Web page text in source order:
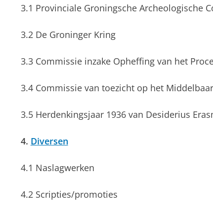
3.1 Provinciale Groningsche Archeologische
3.2 De Groninger Kring
3.3 Commissie inzake Opheffing van het
3.4 Commissie van toezicht op het
3.5 Herdenkingsjaar 1936 van Desiderius
4. Diversen
4.1 Naslagwerken
4.2 Scripties/promoties